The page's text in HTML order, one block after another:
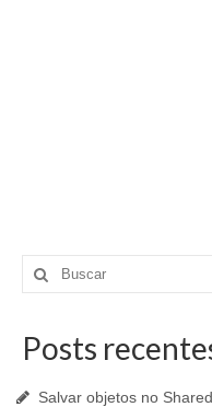
Buscar
por:
Posts
Salvar objetos no